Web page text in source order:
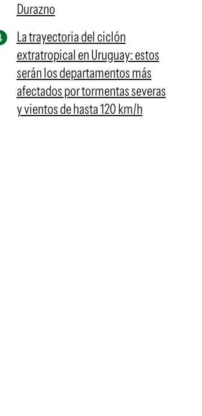
Durazno
La trayectoria del ciclón
extratropical en Uruguay: estos
serán los departamentos más
afectados por tormentas severas
y vientos de hasta 120 km/h